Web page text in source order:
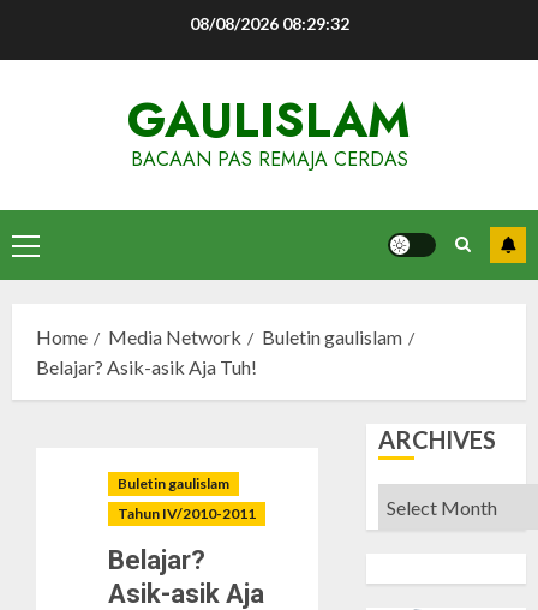
08/08/2026 08:29:33
GAULISLAM
BACAAN PAS REMAJA CERDAS
Primary
Menu
Home Media Network
Buletin gaulislam
Belajar? Asik-asik Aja Tuh!
Buletin gaulislam
Tahun IV/2010-2011
Belajar?
Asik-asik Aja
ARCHIVES
Archives